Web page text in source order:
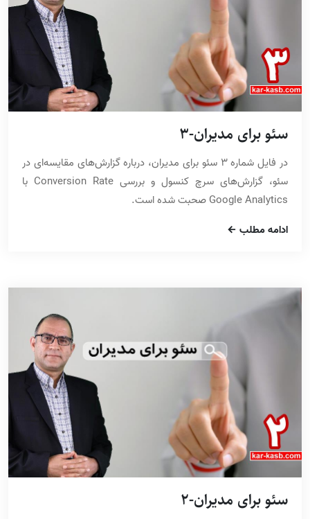
سئو برای مدیران-3
در فایل شماره 3 سئو برای مدیران، درباره گزارش‌های مقایسه‌ای در
سئو، گزارش‌های سرچ کنسول و بررسی Conversion Rate با
Google Analytics صحبت شده است.
ادامه مطلب
سئو برای مدیران-2